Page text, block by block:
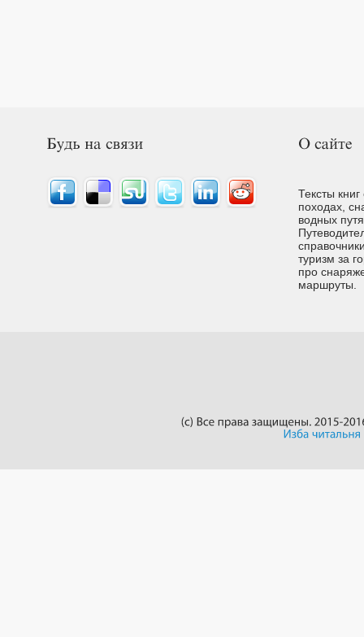
Тексты
походах,
водных
туризм за
про
маршруты.